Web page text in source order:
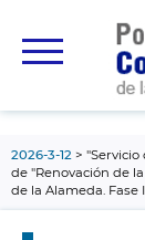
principal
2026-3-12
"Servicio
de "Renovación de
de la Alameda. Fase